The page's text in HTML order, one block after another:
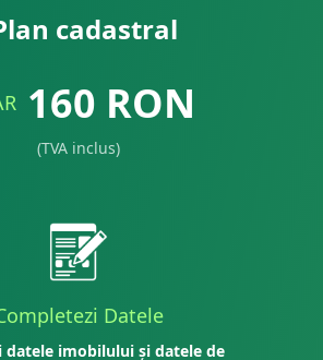
cadastral
160 RON
(TVA inclus)
Datele
imobilului și datele de